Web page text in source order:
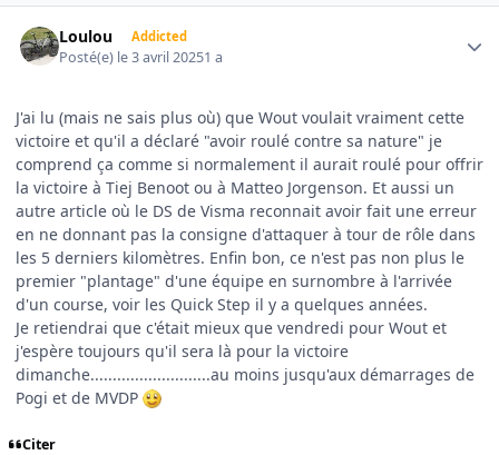
Loulou Addicted
Posté(e) le 3 avril 20251 a
J'ai lu (mais ne sais plus où) que Wout voulait vraiment cette
victoire et qu'il a déclaré "avoir roulé contre sa nature" je
comprend ça comme si normalement il aurait roulé pour offrir
la victoire à Tiej Benoot ou à Matteo Jorgenson. Et aussi un
autre article où le DS de Visma reconnait avoir fait une erreur
en ne donnant pas la consigne d'attaquer à tour de rôle dans
les 5 derniers kilomètres. Enfin bon, ce n'est pas non plus le
premier "plantage" d'une équipe en surnombre à l'arrivée
d'un course, voir les Quick Step il y a quelques années.
Je retiendrai que c'était mieux que vendredi pour Wout et
j'espère toujours qu'il sera là pour la victoire
dimanche...........................au moins jusqu'aux démarrages de
Pogi et de MVDP
Citer